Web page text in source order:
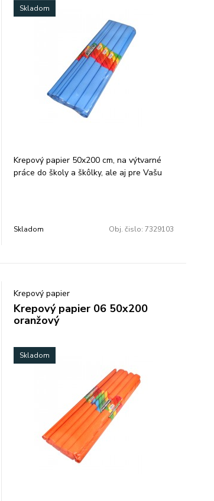
Skladom
Krepový papier 50x200 cm, na výtvarné
práce do školy a škôlky, ale aj pre Vašu
Skladom Obj. čislo: 7329103
Krepový papier
Krepový papier 06 50x200
oranžový
Skladom